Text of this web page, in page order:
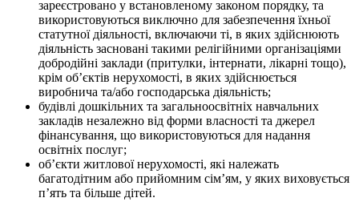
зареєстровано у встановленому законом порядку, та
використовуються виключно для забезпечення їхньої
статутної діяльності, включаючи ті, в яких здійснюють
діяльність засновані такими релігійними організаціями
добродійні заклади (притулки, інтернати, лікарні тощо),
крім об’єктів нерухомості, в яких здійснюється
виробнича та/або господарська діяльність;
будівлі дошкільних та загальноосвітніх навчальних
закладів незалежно від форми власності та джерел
фінансування, що використовуються для надання
освітніх послуг;
об’єкти житлової нерухомості, які належать
багатодітним або прийомним сім’ям, у яких виховується
п’ять та більше дітей.